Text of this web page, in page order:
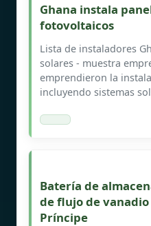
Ghana instala
fotovoltaicos
Lista de instaladores
solares - muestra
emprendieron la
incluyendo sistemas
Batería de
de flujo de vanadio
Príncipe